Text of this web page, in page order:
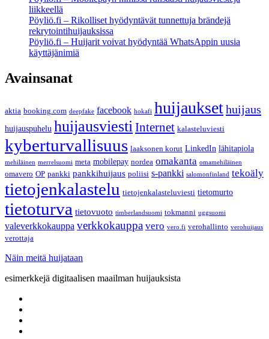
liikkeellä
Pöyliö.fi – Rikolliset hyödyntävät tunnettuja brändejä
rekrytointihuijauksissa
Pöyliö.fi – Huijarit voivat hyödyntää WhatsAppin uusia
käyttäjänimiä
Avainsanat
aktia booking.com deepfake facebook hokafi huijauksethuijaus
huijauspuhelu huijausviestiInternet kalasteluviesti
kyberturvallisuus laaksonen korut LinkedIn lähitapiola
mehiläinen merrelsuomi meta mobilepay nordea omakanta omamehiläinen
omavero OP pankki pankkihuijaus poliisi s-pankki salomonfinland tekoäly
tietojenkalastelu tietojenkalasteluviesti tietomurto
tietoturva tietovuoto timberlandsuomi tokmanni uggsuomi
valeverkkokauppa verkkokauppa vero vero.fi verohallinto verohuijaus
verottaja
Näin meitä huijataan
esimerkkejä digitaalisen maailman huijauksista